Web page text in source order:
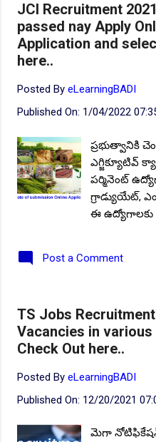
JCI Recruitment
passed nay Apply
Application and
here..
Posted By eLearningBADI
Published On: 1/04/2022
ప్రభుత్వానికి
ఎగ్జిక్యూటివ్
పర్మినెంట్
గ్రాడ్యుయేట్,
ఈ ఉద్యోగాలకు
జ్యూట్ ప్రధాన
కార్పొరేషన్
శక్తివంతంగా
ఈ ఉద్యోగాలకు
వివరాలు ఈ
కార్పొరేషన్
అభ్యర్థుల
Post a Comment
TS Jobs
Vacancies in
Check Out here..
Posted By eLearningBADI
Published On: 12/20/2021
మెగా నోటిఫికేషన్!